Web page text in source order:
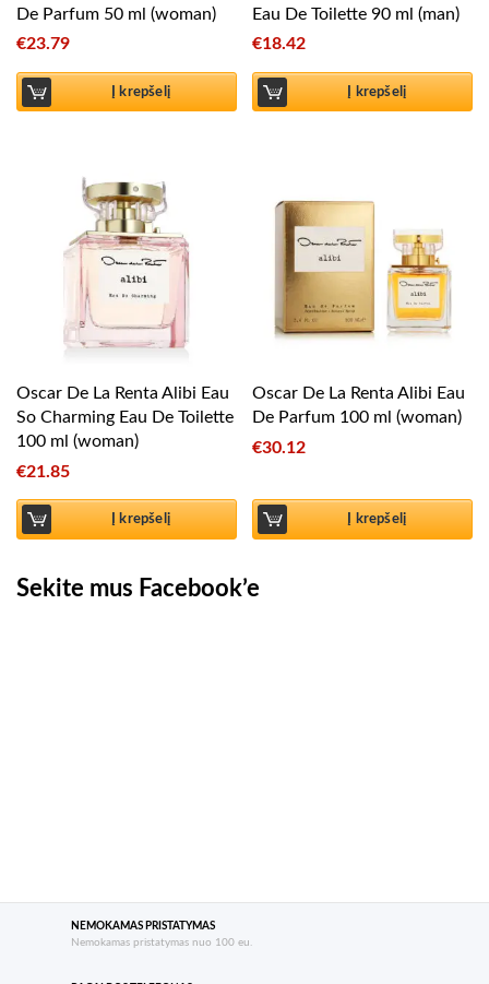
De Parfum 50 ml (woman)
€23.79
Į krepšelį
Eau De Toilette 90 ml (man)
€18.42
Į krepšelį
Oscar De La Renta Alibi Eau
So Charming Eau De Toilette
100 ml (woman)
€21.85
Į krepšelį
Oscar De La Renta Alibi Eau
De Parfum 100 ml (woman)
€30.12
Į krepšelį
Sekite mus Facebook’e
NEMOKAMAS PRISTATYMAS
Nemokamas pristatymas nuo 100 eu.